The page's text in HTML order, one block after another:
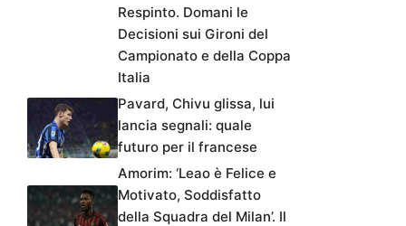
Respinto. Domani le
Decisioni sui Gironi del
Campionato e della Coppa
Italia
Pavard, Chivu glissa, lui
lancia segnali: quale
futuro per il francese
Amorim: ‘Leao è Felice e
Motivato, Soddisfatto
della Squadra del Milan’. Il